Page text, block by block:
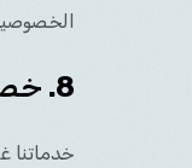
8.